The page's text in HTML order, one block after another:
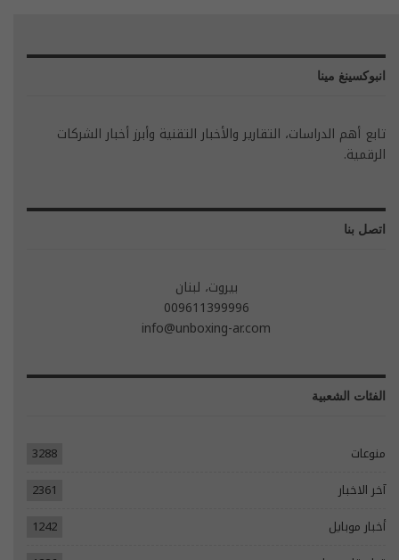
انبوكسينغ مينا
تابع أهم الدراسات، التقارير والأخبار التقنية وأبرز أخبار الشركات
الرقمية.
اتصل بنا
بيروت، لبنان
009611399996
info@unboxing-ar.com
الفئات الشعبية
منوعات
3288
آخر الاخبار
2361
أخبار موبايل
1242